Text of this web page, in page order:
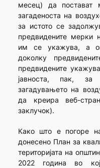
месец) да
загаденоста на
за истото се
предвидените мерки
им се укажува, а
доколку
предвидените
јавноста, пак, за
загадувањето на
да креира веб-
заклучок).
Како што е погоре
донесено План за
територијата на
2022 година во